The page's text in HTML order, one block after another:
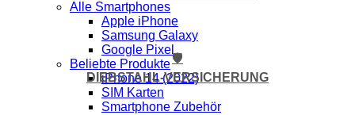
Alle Smartphones
Apple iPhone
Samsung Galaxy
Google Pixel
Beliebte Produkte
iPhone 14 (2022)
SIM Karten
Smartphone Zubehör
🛡️
DIEBSTAHL-VERSICHERUNG